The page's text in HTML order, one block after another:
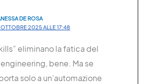
DE ROSA
OTTOBRE 2025 ALLE 17:48
eliminano la fatica del
bene. Ma se
solo a un’automazione